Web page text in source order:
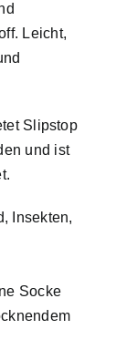
Leicht,
Slipstop
und ist
Insekten,
Socke